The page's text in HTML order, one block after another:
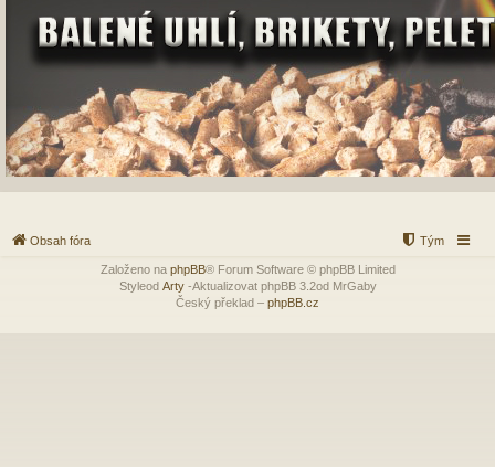
Obsah fóra Tým
Založeno na phpBB® Forum Software © phpBB Limited
Styleod Arty-Aktualizovat phpBB 3.2od MrGaby
Český překlad – phpBB.cz